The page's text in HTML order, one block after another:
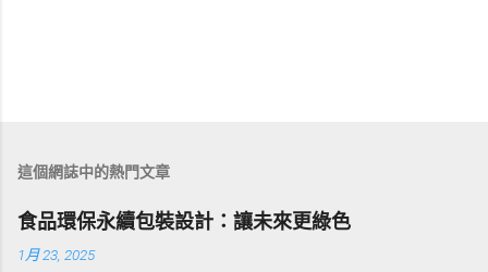
這個網誌中的熱門文章
食品環保永續包裝設計：讓未來更綠色
1月 23, 2025